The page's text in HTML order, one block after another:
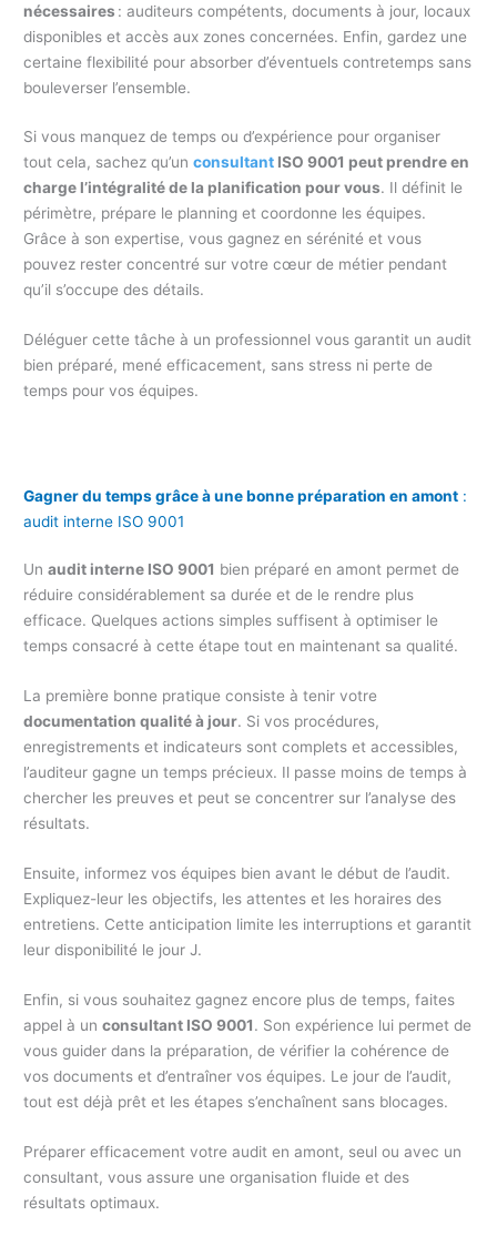
nécessaires : auditeurs compétents, documents à jour, locaux
disponibles et accès aux zones concernées. Enfin, gardez une
certaine flexibilité pour absorber d’éventuels contretemps sans
bouleverser l’ensemble.
Si vous manquez de temps ou d’expérience pour organiser
tout cela, sachez qu’unconsultant ISO 9001 peut prendre en
charge l’intégralité de la planification pour vous. Il définit le
périmètre, prépare le planning et coordonne les équipes.
Grâce à son expertise, vous gagnez en sérénité et vous
pouvez rester concentré sur votre cœur de métier pendant
qu’il s’occupe des détails.
Déléguer cette tâche à un professionnel vous garantit un audit
bien préparé, mené efficacement, sans stress ni perte de
temps pour vos équipes.
Gagner du temps grâce à une bonne préparation en amont :
audit interne ISO 9001
Unaudit interne ISO 9001 bien préparé en amont permet de
réduire considérablement sa durée et de le rendre plus
efficace. Quelques actions simples suffisent à optimiser le
temps consacré à cette étape tout en maintenant sa qualité.
La première bonne pratique consiste à tenir votre
documentation qualité à jour. Si vos procédures,
enregistrements et indicateurs sont complets et accessibles,
l’auditeur gagne un temps précieux. Il passe moins de temps à
chercher les preuves et peut se concentrer sur l’analyse des
résultats.
Ensuite, informez vos équipes bien avant le début de l’audit.
Expliquez-leur les objectifs, les attentes et les horaires des
entretiens. Cette anticipation limite les interruptions et garantit
leur disponibilité le jour J.
Enfin, si vous souhaitez gagnez encore plus de temps, faites
appel à unconsultant ISO 9001. Son expérience lui permet de
vous guider dans la préparation, de vérifier la cohérence de
vos documents et d’entraîner vos équipes. Le jour de l’audit,
tout est déjà prêt et les étapes s’enchaînent sans blocages.
Préparer efficacement votre audit en amont, seul ou avec un
consultant, vous assure une organisation fluide et des
résultats optimaux.